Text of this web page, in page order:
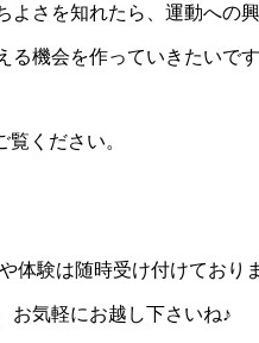
さを知れたら、運動への
機会を作っていきたいです
ください。
体験は随時受け付けており
お気軽にお越し下さいね♪